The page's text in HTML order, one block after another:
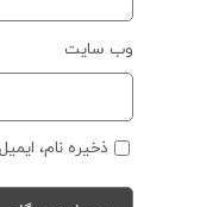
وب‌ سایت
ذخیره نام،